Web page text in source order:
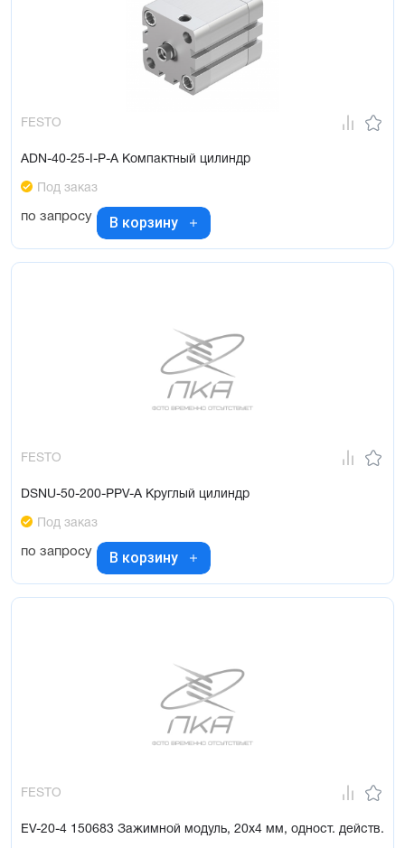
FESTO
ADN-40-25-I-P-A Компактный цилиндр
Под заказ
по запросу В корзину
FESTO
DSNU-50-200-PPV-A Круглый цилиндр
Под заказ
по запросу В корзину
FESTO
EV-20-4 150683 Зажимной модуль, 20x4 мм, одност. действ.